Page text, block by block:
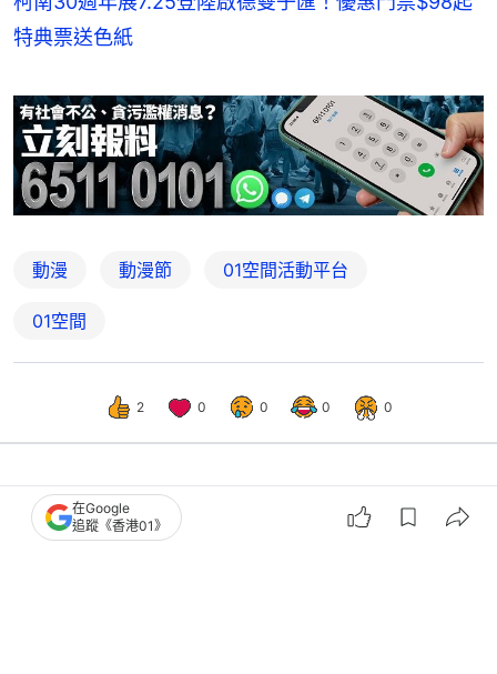
特典票送色紙
動漫 動漫節 01空間活動平台
01空間
2 0 0 0 0
港聞 社會新聞
動漫電玩節｜爆旋陀螺回歸賣聯乘款
在Google
追蹤《香港01》